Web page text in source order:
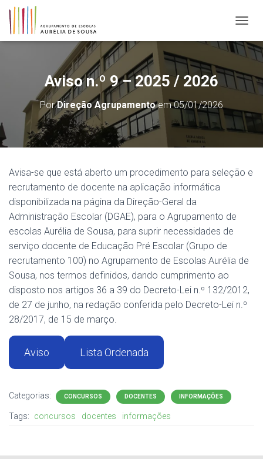
Aviso n.º 9 – 2025 / 2026
PorDireção Agrupamentoem05/01/2026
Avisa-se que está aberto um procedimento para seleção e
recrutamento de docente na aplicação informática
disponibilizada na página da Direção-Geral da
Administração Escolar (DGAE), para o Agrupamento de
escolas Aurélia de Sousa, para suprir necessidades de
serviço docente de Educação Pré Escolar (Grupo de
recrutamento 100) no Agrupamento de Escolas Aurélia de
Sousa, nos termos definidos, dando cumprimento ao
disposto nos artigos 36 a 39 do Decreto-Lei n.º 132/2012,
de 27 de junho, na redação conferida pelo Decreto-Lei n.º
28/2017, de 15 de março.
Aviso Lista Ordenada
Categorias: CONCURSOS DOCENTES INFORMAÇÕES
Tags: concursos docentes informações